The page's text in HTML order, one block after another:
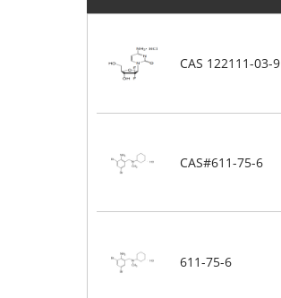
CAS 122111-03-9
CAS#611-75-6
611-75-6